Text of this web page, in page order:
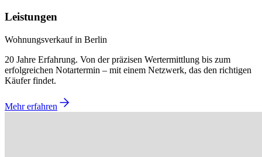
Leistungen
Wohnungsverkauf in Berlin
20 Jahre Erfahrung. Von der präzisen Wertermittlung bis zum
erfolgreichen Notartermin – mit einem Netzwerk, das den richtigen
Käufer findet.
Mehr erfahren